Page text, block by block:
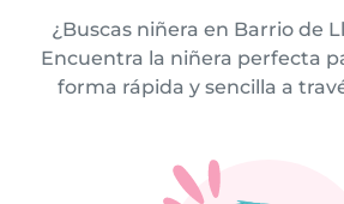
¿Buscas niñera en Barrio de
Encuentra la niñera perfecta
forma rápida y sencilla a